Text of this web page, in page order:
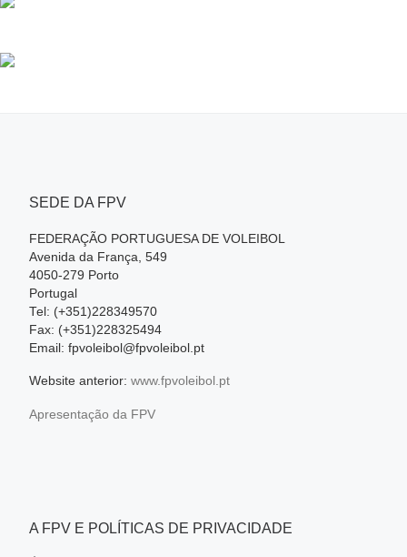
SEDE DA FPV
FEDERAÇÃO PORTUGUESA DE VOLEIBOL
Avenida da França, 549
4050-279 Porto
Portugal
Tel: (+351)228349570
Fax: (+351)228325494
Email: fpvoleibol@fpvoleibol.pt
Website anterior: www.fpvoleibol.pt
Apresentação da FPV
A FPV E POLÍTICAS DE PRIVACIDADE